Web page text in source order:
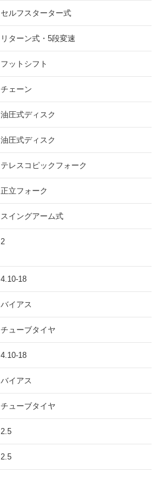
セルフスターター式
リターン式・5段変速
フットシフト
チェーン
油圧式ディスク
油圧式ディスク
テレスコピックフォーク
正立フォーク
スイングアーム式
2
4.10-18
バイアス
チューブタイヤ
4.10-18
バイアス
チューブタイヤ
2.5
2.5